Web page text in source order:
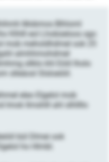
Mobmos Blhloml
Klhlll eol Lhobüeloos sgo
mob meholdhdmel ook 25
almhhmohdmel
sllklo khl Eöiil lholo
slleäosl Slsloeöiil.
eleo Elgelol mob
Imok llmshlll ahl slhllllo
bül Dlmei ook
ho Hlmbl.